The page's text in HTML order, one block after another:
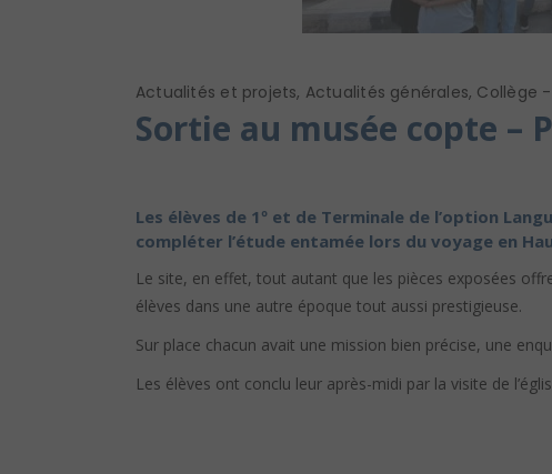
Actualités et projets, Actualités générales, Collège
Sortie au musée copte –
Les élèves de 1º et de Terminale de l’option
compléter l’étude entamée lors du voyage en
Le site, en effet, tout autant que les pièces exposées
élèves dans une autre époque tout aussi prestigieuse.
Sur place chacun avait une mission bien précise, une
Les élèves ont conclu leur après-midi par la visite de